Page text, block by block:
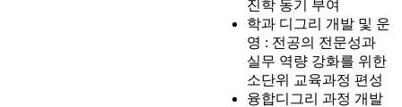
진학 동기 부여
학과 디그리 개발 및 운
영 : 전공의 전문성과
실무 역량 강화를 위한
소단위 교육과정 편성
융합디그리 과정 개발